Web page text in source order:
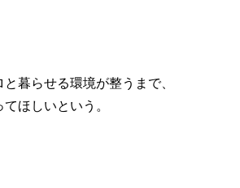
暮らせる環境が整うまで、
ほしいという。